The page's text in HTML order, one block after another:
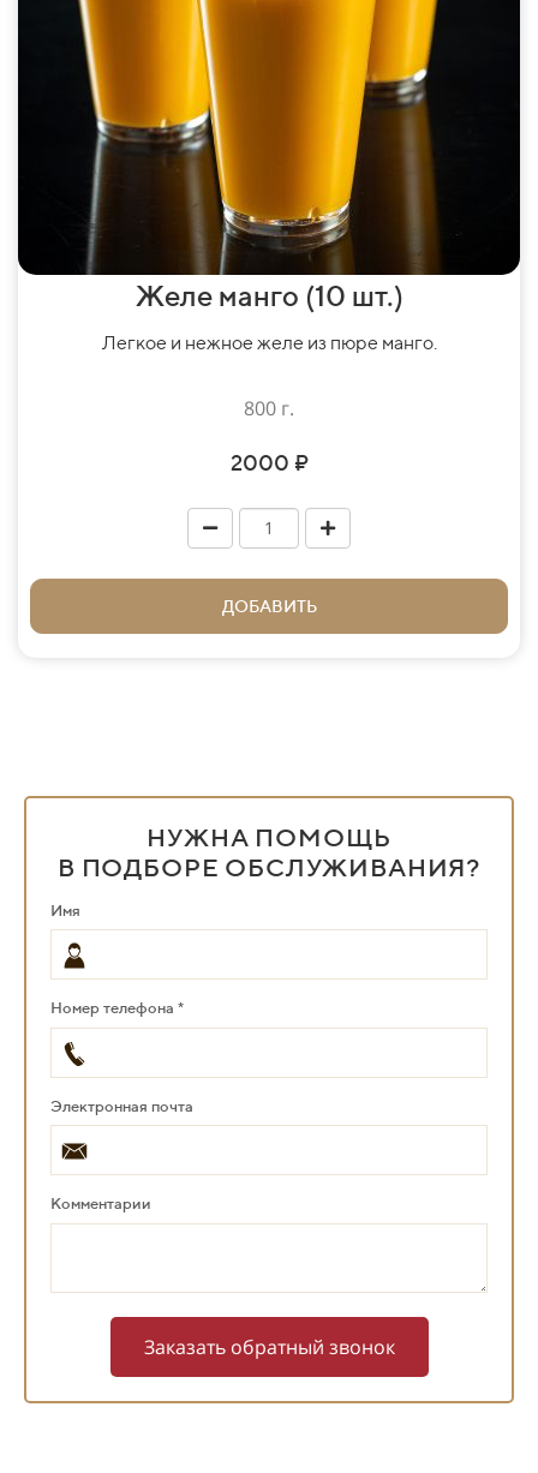
Желе манго (10 шт.)
Легкое и нежное желе из пюре манго.
800 г.
2000 ₽
ДОБАВИТЬ
НУЖНА ПОМОЩЬ
В ПОДБОРЕ ОБСЛУЖИВАНИЯ?
Имя
Номер телефона *
Электронная почта
Комментарии
Заказать обратный звонок